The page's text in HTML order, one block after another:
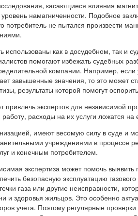
касающиеся влияния
намагниченности. Подобное
потребитель не пытался произвести
использованы как в досудебном, так и
помогают избежать судебных
компании. Например, если
завышенные значения, то это может
результаты которой помогут
привлечь экспертов для независимой
расходы на их услуги ложатся на
имеют весомую силу в суде и
учреждениями в процессе
и конечным потребителем.
экспертиза может помочь
безопасную эксплуатацию
газа или другие неисправности,
и здоровья жильцов. Это особенно
учета. Поэтому регулярные